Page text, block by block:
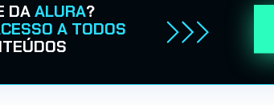
DAALURA?
A TODOS